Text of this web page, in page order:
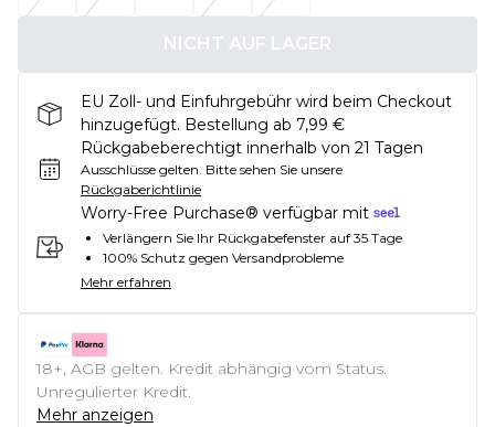
NICHT AUF LAGER
EU Zoll- und Einfuhrgebühr wird beim Checkout
hinzugefügt. Bestellung ab 7,99 €
Rückgabeberechtigt innerhalb von 21 Tagen
Ausschlüsse gelten. Bitte sehen Sie unsere
Rückgaberichtlinie
Worry-Free Purchase® verfügbar mit
Verlängern Sie Ihr Rückgabefenster auf 35 Tage
100% Schutz gegen Versandprobleme
Mehr erfahren
18+, AGB gelten. Kredit abhängig vom Status.
Unregulierter Kredit.
Mehr anzeigen